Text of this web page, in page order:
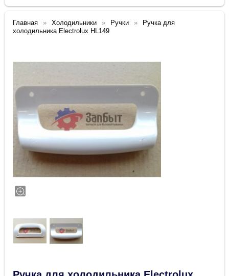
Главная Холодильники Ручки
Ручка для
холодильника Electrolux HL149